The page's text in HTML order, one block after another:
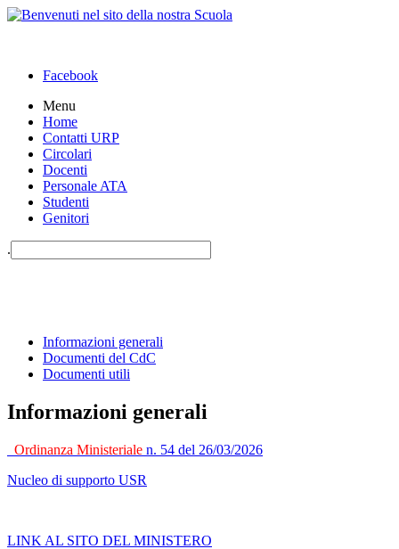
Facebook
Menu
Home
Contatti URP
Circolari
Docenti
Personale ATA
Studenti
Genitori
.
Informazioni generali
Documenti del CdC
Documenti utili
Informazioni generali
Ordinanza Ministeriale n. 54 del 26/03/2026
Nucleo di supporto USR
LINK AL SITO DEL MINISTERO